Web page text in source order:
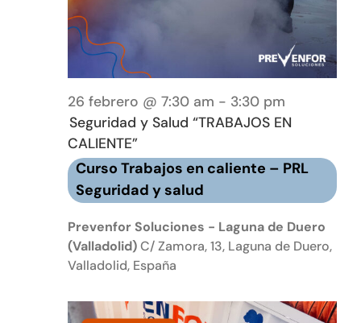
26 febrero @ 7:30 am - 3:30 pm
Seguridad y Salud “TRABAJOS EN
CALIENTE”
Curso Trabajos en caliente – PRL
Seguridad y salud
Prevenfor Soluciones - Laguna de Duero
(Valladolid)C/ Zamora, 13, Laguna de Duero,
Valladolid, España